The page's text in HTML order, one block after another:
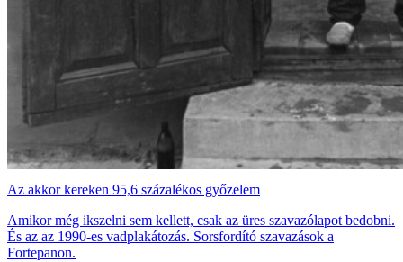
Az akkor kereken 95,6 százalékos győzelem
Amikor még ikszelni sem kellett, csak az üres szavazólapot bedobni.
És az az 1990-es vadplakátozás. Sorsfordító szavazások a
Fortepanon.